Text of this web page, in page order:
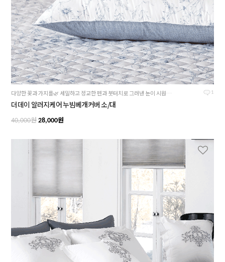
1
다양한 꽃과 가지를🌿 세밀하고 정교한 펜과 붓터치로 그려낸 눈이 시원한 더데이 시리즈
더데이 알러지케어 누빔베개커버 소/대
40,000원28,000원